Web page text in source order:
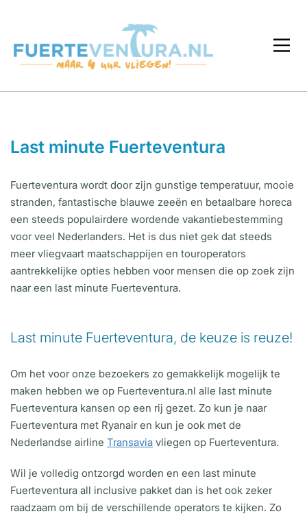
Last minute Fuerteventura
Fuerteventura wordt door zijn gunstige temperatuur, mooie
stranden, fantastische blauwe zeeën en betaalbare horeca
een steeds populairdere wordende vakantiebestemming
voor veel Nederlanders. Het is dus niet gek dat steeds
meer vliegvaart maatschappijen en touroperators
aantrekkelijke opties hebben voor mensen die op zoek zijn
naar een last minute Fuerteventura.
Last minute Fuerteventura, de keuze is reuze!
Om het voor onze bezoekers zo gemakkelijk mogelijk te
maken hebben we op Fuerteventura.nl alle last minute
Fuerteventura kansen op een rij gezet. Zo kun je naar
Fuerteventura met Ryanair en kun je ook met de
Nederlandse airline Transavia vliegen op Fuerteventura.
Wil je volledig ontzorgd worden en een last minute
Fuerteventura all inclusive pakket dan is het ook zeker
raadzaam om bij de verschillende operators te kijken. Zo